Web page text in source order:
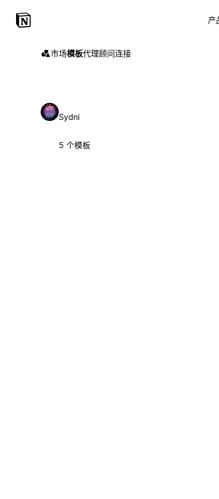
产
市场模板代理顾问连接
Sydni
5 个模板